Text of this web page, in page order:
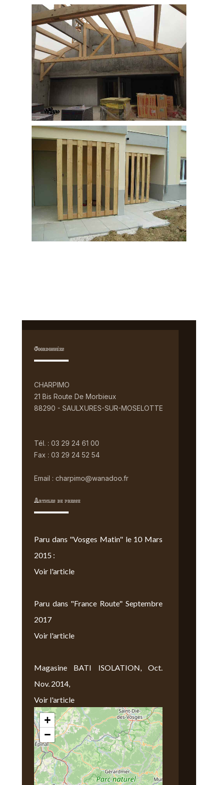
Coordonnées
CHARPIMO
21 Bis Route De Morbieux
88290 - SAULXURES-SUR-MOSELOTTE
Tél. : 03 29 24 61 00
Fax : 03 29 24 52 54
Email : charpimo@wanadoo.fr
Articles de presse
Paru dans "Vosges Matin" le 10 Mars
2015 :
Voir l'article
Paru dans "France Route" Septembre
2017
Voir l'article
Magasine BATI ISOLATION, Oct.
Nov. 2014,
Voir l'article
Nous Trouver
+
−